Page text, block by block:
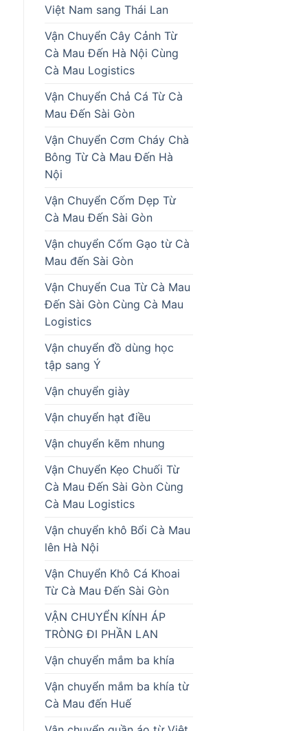
Việt Nam sang Thái Lan
Vận Chuyển Cây Cảnh Từ
Cà Mau Đến Hà Nội Cùng
Cà Mau Logistics
Vận Chuyển Chả Cá Từ Cà
Mau Đến Sài Gòn
Vận Chuyển Cơm Cháy Chà
Bông Từ Cà Mau Đến Hà
Nội
Vận Chuyển Cốm Dẹp Từ
Cà Mau Đến Sài Gòn
Vận chuyển Cốm Gạo từ Cà
Mau đến Sài Gòn
Vận Chuyển Cua Từ Cà Mau
Đến Sài Gòn Cùng Cà Mau
Logistics
Vận chuyển đồ dùng học
tập sang Ý
Vận chuyển giày
Vận chuyển hạt điều
Vận chuyển kẽm nhung
Vận Chuyển Kẹo Chuối Từ
Cà Mau Đến Sài Gòn Cùng
Cà Mau Logistics
Vận chuyển khô Bổi Cà Mau
lên Hà Nội
Vận Chuyển Khô Cá Khoai
Từ Cà Mau Đến Sài Gòn
VẬN CHUYỂN KÍNH ÁP
TRÒNG ĐI PHẦN LAN
Vận chuyển mắm ba khía
Vận chuyển mắm ba khía từ
Cà Mau đến Huế